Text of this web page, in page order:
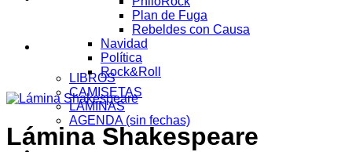
LIBROS
CAMISETAS
LÁMINAS
AGENDA (sin fechas)
Plan de Fuga
Rebeldes con Causa
Navidad
Política
Rock&Roll
Lámina Shakespeare